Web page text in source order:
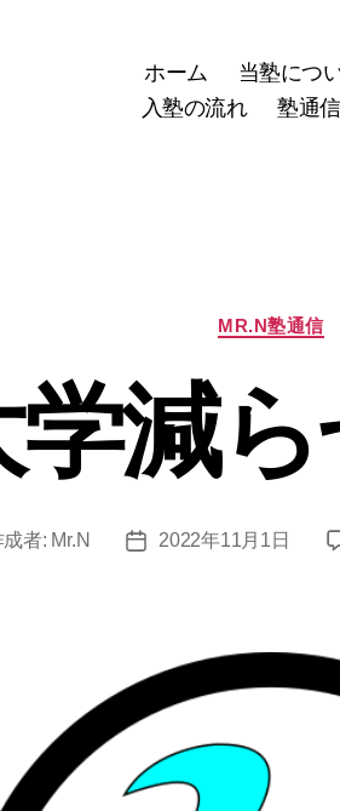
ホーム 当塾につ
入塾の流れ
塾通信
カ
テ
リ
ー
MR.N塾通信
減ら
成者: Mr.N
投
2022年11月1日